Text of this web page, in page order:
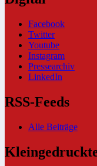
Facebook
Twitter
Youtube
Instagram
Pressearchiv
LinkedIn
RSS-Feeds
Alle Beiträge